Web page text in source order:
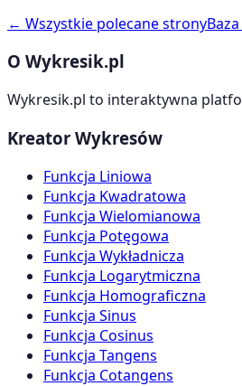
← Wszystkie polecane strony
O Wykresik.pl
Wykresik.pl to interaktywna
Kreator Wykresów
Funkcja Liniowa
Funkcja Kwadratowa
Funkcja Wielomianowa
Funkcja Potęgowa
Funkcja Wykładnicza
Funkcja Logarytmiczna
Funkcja Homograficzna
Funkcja Sinus
Funkcja Cosinus
Funkcja Tangens
Funkcja Cotangens